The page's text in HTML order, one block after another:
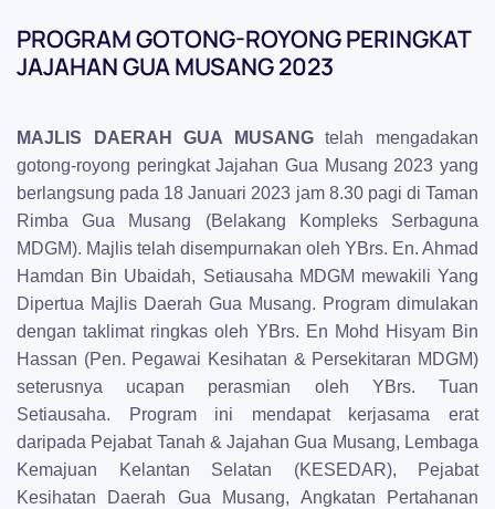
PROGRAM GOTONG-ROYONG PERINGKAT
JAJAHAN GUA MUSANG 2023
MAJLIS DAERAH GUA MUSANGtelah mengadakan
gotong-royong peringkat Jajahan Gua Musang 2023 yang
berlangsung pada 18 Januari 2023 jam 8.30 pagi di Taman
Rimba Gua Musang (Belakang Kompleks Serbaguna
MDGM). Majlis telah disempurnakan oleh YBrs. En. Ahmad
Hamdan Bin Ubaidah, Setiausaha MDGM mewakili Yang
Dipertua Majlis Daerah Gua Musang. Program dimulakan
dengan taklimat ringkas oleh YBrs. En Mohd Hisyam Bin
Hassan (Pen. Pegawai Kesihatan & Persekitaran MDGM)
seterusnya ucapan perasmian oleh YBrs. Tuan
Setiausaha. Program ini mendapat kerjasama erat
daripada Pejabat Tanah & Jajahan Gua Musang, Lembaga
Kemajuan Kelantan Selatan (KESEDAR), Pejabat
Kesihatan Daerah Gua Musang, Angkatan Pertahanan